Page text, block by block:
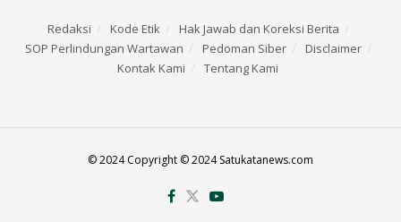
Redaksi Kode Etik
Hak Jawab dan Koreksi Berita
SOP Perlindungan Wartawan
Pedoman Siber
Disclaimer
Kontak Kami
Tentang Kami
© 2024 Copyright © 2024 Satukatanews.com